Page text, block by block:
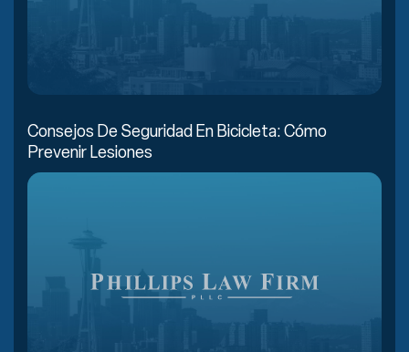
Consejos De Seguridad En Bicicleta: Cómo
Prevenir Lesiones